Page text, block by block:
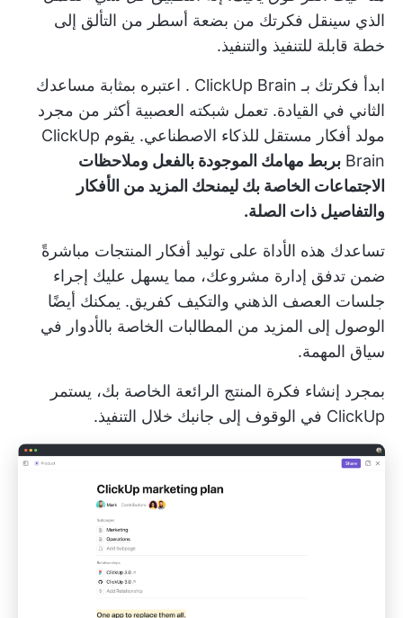
الذي سينقل فكرتك من بضعة أسطر من التألق إلى
خطة قابلة للتنفيذ والتنفيذ.
ابدأ فكرتك بـ ClickUp Brain . اعتبره بمثابة مساعدك
الثاني في القيادة. تعمل شبكته العصبية أكثر من مجرد
مولد أفكار مستقل للذكاء الاصطناعي. يقوم ClickUp
Brain بربط مهامك الموجودة بالفعل وملاحظات
الاجتماعات الخاصة بك ليمنحك المزيد من الأفكار
والتفاصيل ذات الصلة.
تساعدك هذه الأداة على توليد أفكار المنتجات مباشرةً
ضمن تدفق إدارة مشروعك، مما يسهل عليك إجراء
جلسات العصف الذهني والتكيف كفريق. يمكنك أيضًا
الوصول إلى المزيد من المطالبات الخاصة بالأدوار في
سياق المهمة.
بمجرد إنشاء فكرة المنتج الرائعة الخاصة بك، يستمر
ClickUp في الوقوف إلى جانبك خلال التنفيذ.